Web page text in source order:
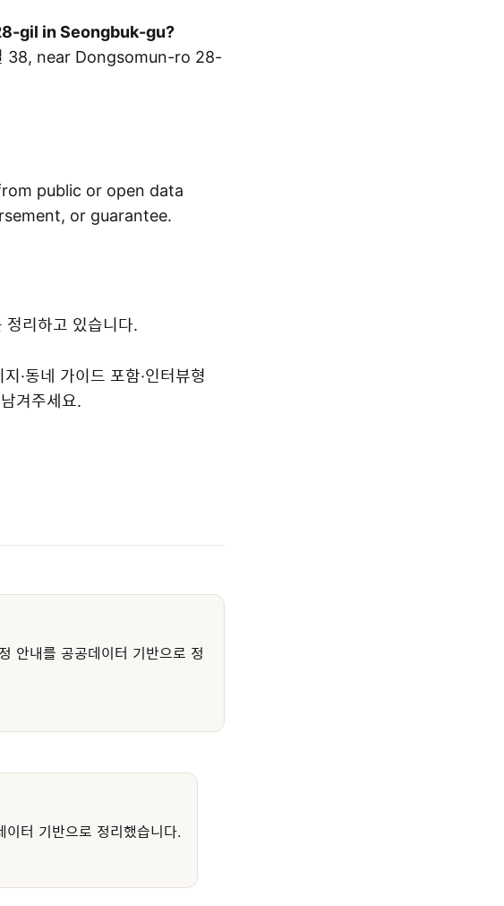
gil in Seongbuk-gu?
38, near Dongsomun-ro 28-
public or open data
or guarantee.
정리하고 있습니다.
·동네 가이드 포함·인터뷰형
겨주세요.
안내를 공공데이터 기반으로 정
이터 기반으로 정리했습니다.